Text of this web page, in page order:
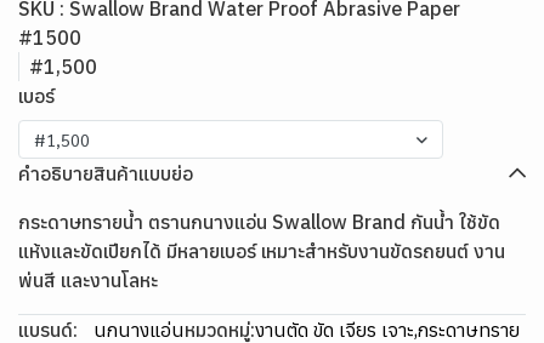
SKU : Swallow Brand Water Proof Abrasive Paper
#1500
#1,500
เบอร์
#1,500
คำอธิบายสินค้าแบบย่อ
กระดาษทรายน้ำ ตรานกนางแอ่น Swallow Brand กันน้ำ ใช้ขัด
แห้งและขัดเปียกได้ มีหลายเบอร์ เหมาะสำหรับงานขัดรถยนต์ งาน
พ่นสี และงานโลหะ
แบรนด์: นกนางแอ่นหมวดหมู่:งานตัด ขัด เจียร เจาะ,กระดาษทราย